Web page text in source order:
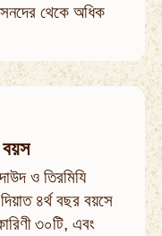
থেকে অধিক
বয়স
ও তিরমিযি
৪র্থ বছর বয়সে
৩০টি, এবং